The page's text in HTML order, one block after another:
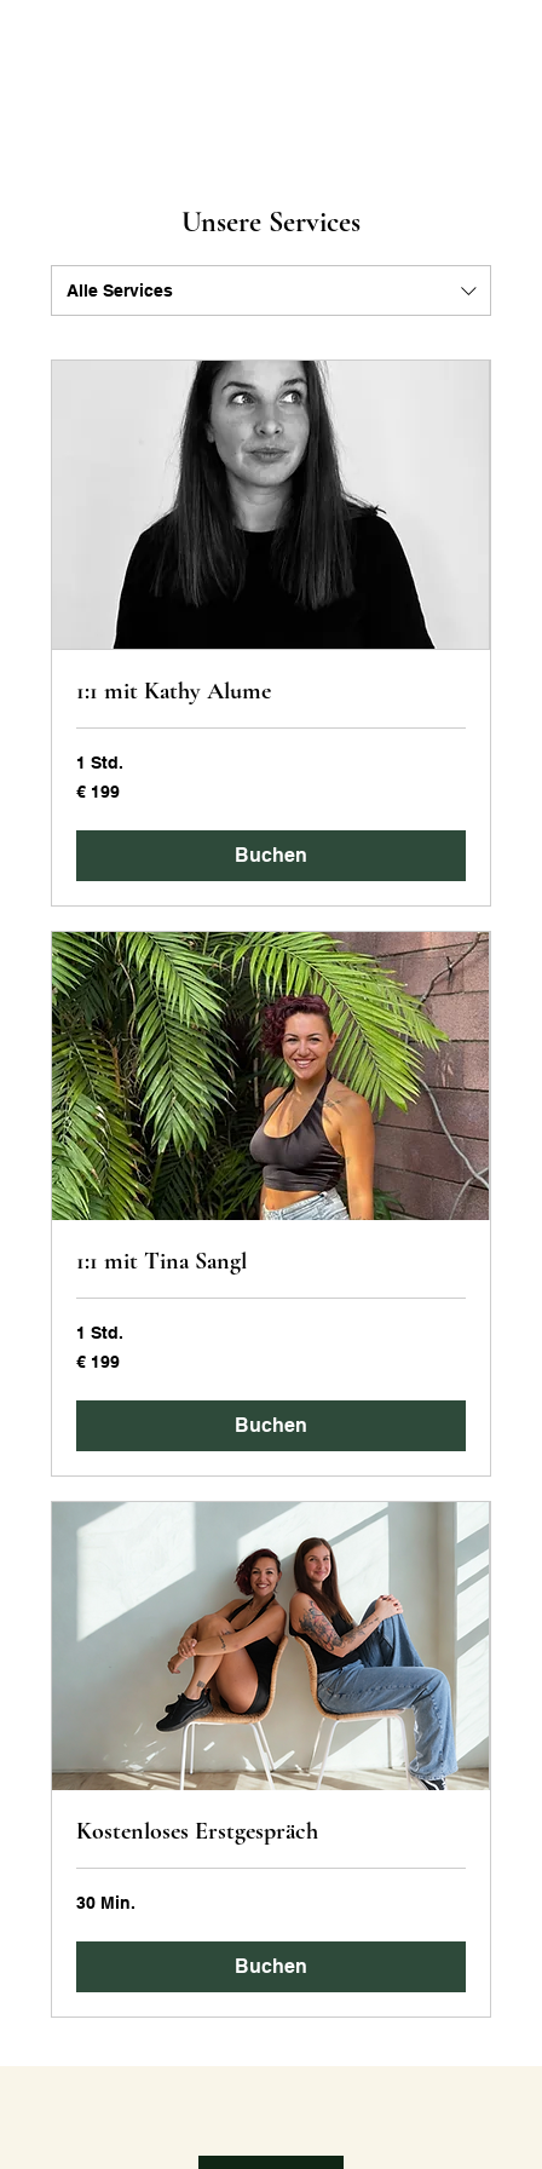
Unsere Services
Alle Services
1:1 mit Kathy Alume
1 Std.
199
Euro
€ 199
Buchen
1:1 mit Tina Sangl
1 Std.
199
Euro
€ 199
Buchen
Kostenloses Erstgespräch
30 Min.
Buchen